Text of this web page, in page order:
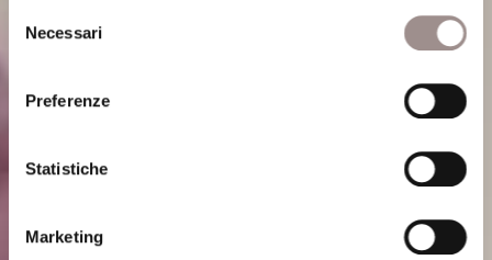
Necessari
Preferenze
Statistiche
Marketing